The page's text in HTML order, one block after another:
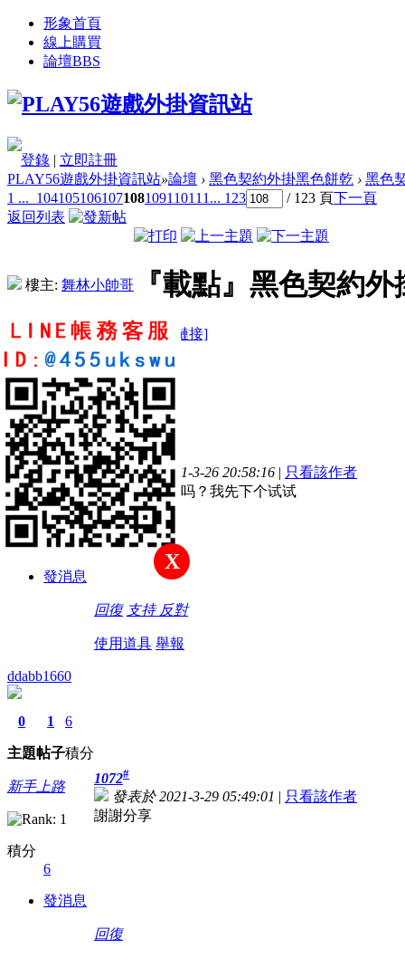
形象首頁
線上購買
論壇BBS
登錄 | 立即註冊
PLAY56遊戲外掛資訊站»論壇 › 黑色契約外掛黑色餅乾 › 黑色
1 ... 104105106107108109110111 ... 123 / 123 頁下一頁
返回列表
樓主: 舞林小帥哥 『載點』黑色契約
[複製鏈接]
cxh922214
0
主題
1
帖子
4
積分
新手上路
積分
4
發消息
1071#
發表於 2021-3-26 20:58:16 | 只看該作者
现在的可以用吗？我先下个试试
回復 支持 反對
使用道具 舉報
ddabb1660
0
主題
1
帖子
6
積分
新手上路
積分
6
發消息
1072#
發表於 2021-3-29 05:49:01 | 只看該作者
謝謝分享
回復
X